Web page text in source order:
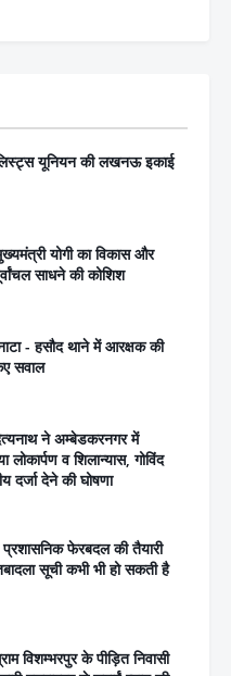
यूनियन की लखनऊ इकाई
योगी का विकास और
साधने की कोशिश
- हसौद थाने में आरक्षक की
सवाल
ने अम्बेडकरनगर में
लोकार्पण व शिलान्यास, गोविंद
दर्जा देने की घोषणा
फेरबदल की तैयारी
सूची कभी भी हो सकती है
विशम्भरपुर के पीड़ित निवासी